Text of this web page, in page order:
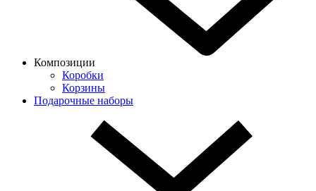
Композиции
Коробки
Корзины
Подарочные наборы